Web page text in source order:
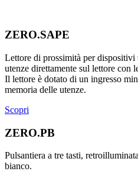
ZERO.SAPE
Lettore di prossimità per
utenze direttamente sul lettore con
Il lettore è dotato di un ingresso
memoria delle utenze.
Scopri
ZERO.PB
Pulsantiera a tre tasti,
bianco.